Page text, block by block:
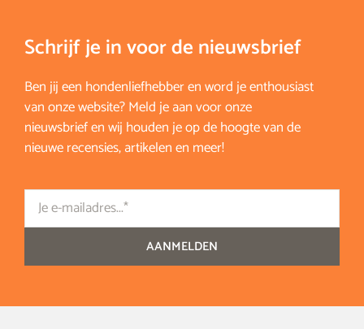
Schrijf je in voor de nieuwsbrief
Ben jij een hondenliefhebber en word je enthousiast
van onze website? Meld je aan voor onze
nieuwsbrief en wij houden je op de hoogte van de
nieuwe recensies, artikelen en meer!
Email
AANMELDEN